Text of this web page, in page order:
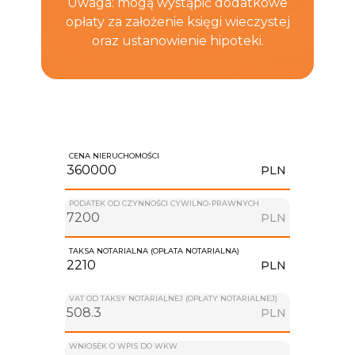
opłaty za założenie księgi wieczystej
oraz ustanowienie hipoteki.
CENA NIERUCHOMOŚCI
PLN
PODATEK OD CZYNNOŚCI CYWILNO-PRAWNYCH
PLN
TAKSA NOTARIALNA (OPŁATA NOTARIALNA)
PLN
VAT OD TAKSY NOTARIALNEJ (OPŁATY NOTARIALNEJ)
PLN
WNIOSEK O WPIS DO WKW